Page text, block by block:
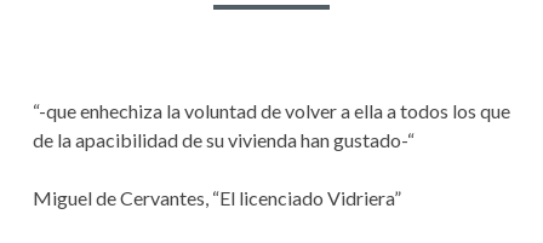
“-que enhechiza la voluntad de volver a ella a todos los que
de la apacibilidad de su vivienda han gustado-“
Miguel de Cervantes, “El licenciado Vidriera”